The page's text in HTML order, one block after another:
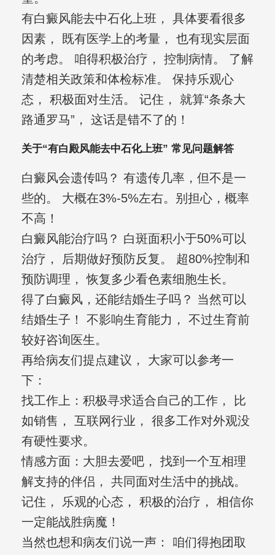
有白癜风能去中石化上班， 具体要看很多
因素， 既有医学上的考量， 也有现实层面
的考虑。 咱得积极治疗， 控制病情。 了解
清楚相关政策和体检标准。 保持乐观心
态， 积极面对生活。 记住， 就算“条条大
路通罗马”， 这话是错不了的！
关于“有白殿风能去中石化上班” 常见问题解答
白癜风会遗传吗？ 有遗传几率，但不是一
些的。 大概在3%-5%左右。别担心，概率
不高！
白癜风能治疗吗？ 白斑面积小于50%可以
治疗， 后期做好预防反复。 超80%控制和
预防调理， 恢复多少看色素细胞生长。
得了白癜风，还能结婚生子吗？ 当然可以
结婚生子！ 不影响生育能力， 不过生育前
较好咨询医生。
再给病友们提点建议， 大家可以参考一
下：
找工作上：积极寻求适合自己的工作， 比
如销售， 互联网行业， 很多工作对外观没
有硬性要求。
情感方面：大胆去爱吧， 找到一个互相理
解支持的伴侣， 共同面对生活中的挑战。
记住， 乐观的心态， 积极的治疗， 相信你
一定能战胜病魔！
当然也想和病友们说一声： 咱们得抱团取